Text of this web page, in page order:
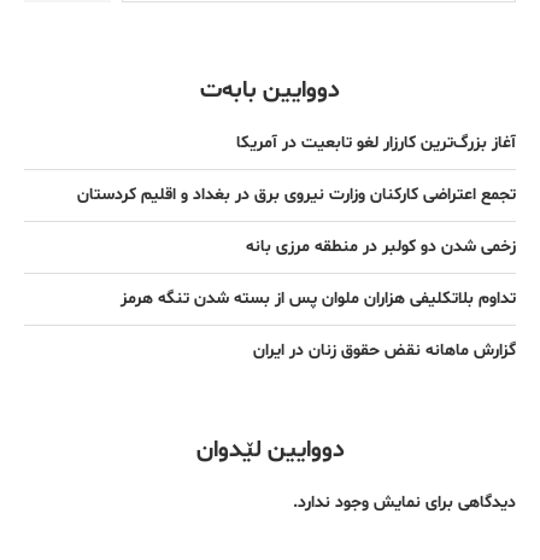
دووایین بابەت
آغاز بزرگ‌ترین کارزار لغو تابعیت در آمریکا
تجمع اعتراضی کارکنان وزارت نیروی برق در بغداد و اقلیم کردستان
زخمی شدن دو کولبر در منطقه مرزی بانه
تداوم بلاتکلیفی هزاران ملوان پس از بسته شدن تنگه هرمز
گزارش ماهانه نقض حقوق زنان در ایران
دووایین لێدوان
دیدگاهی برای نمایش وجود ندارد.